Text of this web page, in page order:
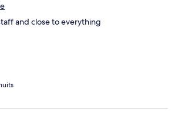
and close to everything